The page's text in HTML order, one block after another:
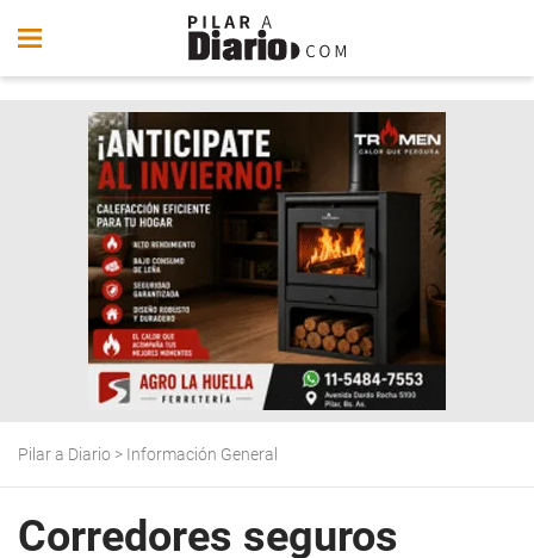
Pilar a Diario > Información General
Corredores seguros